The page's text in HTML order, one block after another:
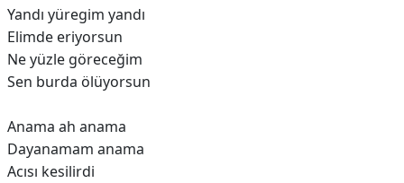
Yandı yüregim yandı
Elimde eriyorsun
Ne yüzle göreceğim
Sen burda ölüyorsun
Anama ah anama
Dayanamam anama
Acısı kesilirdi